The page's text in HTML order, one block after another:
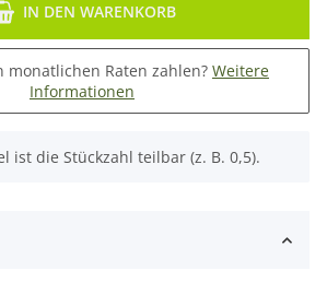
IN DEN WARENKORB
monatlichen Raten zahlen? Weitere
Informationen
ist die Stückzahl teilbar (z. B. 0,5).